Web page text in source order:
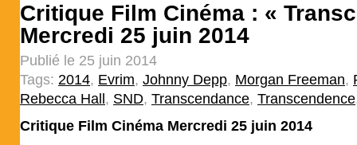
Critique Film Cinéma : «
Mercredi 25 juin 2014
Publié le 25 juin 2014
Tags: 2014, Evrim, Johnny Depp, Morgan Freeman,
Rebecca Hall , SND, Transcendance, Transcendence
Critique Film Cinéma Mercredi 25 juin 2014